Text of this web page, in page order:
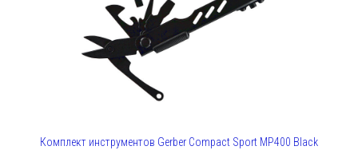
Комплект инструментов Gerber Compact Sport MP400 Black